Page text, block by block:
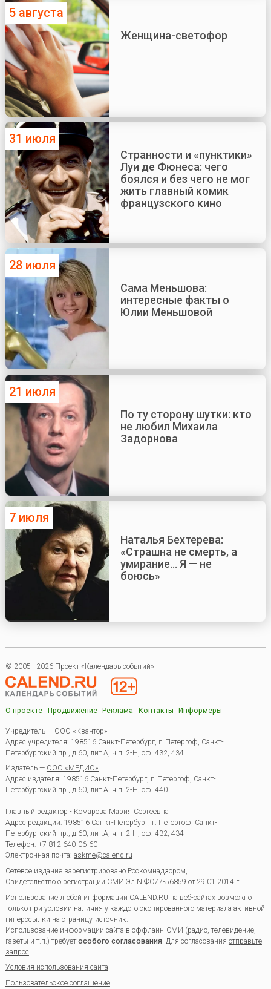
5 августа
Женщина-светофор
31 июля
Странности и «пунктики»
Луи де Фюнеса: чего
боялся и без чего не мог
жить главный комик
французского кино
28 июля
Сама Меньшова:
интересные факты о
Юлии Меньшовой
21 июля
По ту сторону шутки: кто
не любил Михаила
Задорнова
7 июля
Наталья Бехтерева:
«Страшна не смерть, а
умирание... Я — не
боюсь»
© 2005—2026 Проект «Календарь событий»
О проекте Продвижение Реклама Контакты Информеры
Учредитель — ООО «Квантор»
Адрес учредителя: 198516 Санкт-Петербург, г. Петергоф, Санкт-
Петербургский пр., д.60, лит.А, ч.п. 2-Н, оф. 432, 434
Издатель — ООО «МЕДИО»
Адрес издателя: 198516 Санкт-Петербург, г. Петергоф, Санкт-
Петербургский пр., д.60, лит.А, ч.п. 2-Н, оф. 440
Главный редактор - Комарова Мария Сергеевна
Адрес редакции: 198516 Санкт-Петербург, г. Петергоф, Санкт-
Петербургский пр., д.60, лит.А, ч.п. 2-Н, оф. 432, 434
Телефон: +7 812 640-06-60
Электронная почта: askme@calend.ru
Сетевое издание зарегистрировано Роскомнадзором,
Свидетельство о регистрации СМИ Эл.N ФС77-56859 от 29.01.2014 г.
Использование любой информации CALEND.RU на веб-сайтах возможно
только при условии наличия у каждого скопированного материала активной
гиперссылки на страницу-источник.
Использование информации сайта в оффлайн-СМИ (радио, телевидение,
газеты и т.п.) требуетособого согласования . Для согласования отправьте
запрос
Условия использования сайта
Пользовательское соглашение